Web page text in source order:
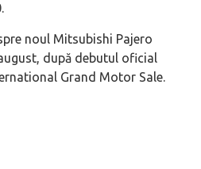
noul Mitsubishi Pajero
după debutul oficial
Grand Motor Sale.